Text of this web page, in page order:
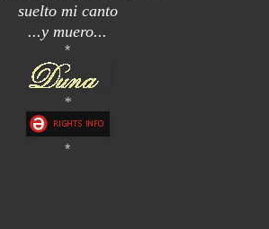
suelto mi canto
...y muero...
*
*
*